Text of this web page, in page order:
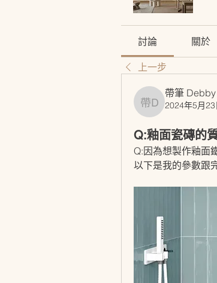
討論 關於
上一步
帶筆 Debby
帶筆
2024年5月23
Q:釉面瓷磚的
Q:因為想製作釉面
以下是我的參數跟